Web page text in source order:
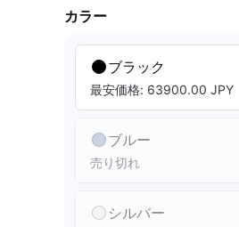
カラー
ブラック
最安価格: 63900.00 JPY
ブルー
売り切れ
シルバー